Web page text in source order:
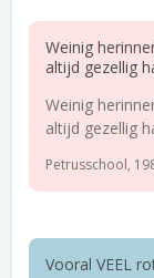
Weinig
altijd gezellig
Weinig
altijd gezellig
Petrusschool,
Vooral VEEL